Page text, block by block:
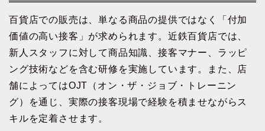
百貨店での販売は、単なる商品の提供ではなく「付加
価値の高い接客」が求められます。近鉄百貨店では、
新人スタッフに対して商品知識、接客マナー、ラッピ
ング技術などを含む研修を実施しています。また、店
舗によってはOJT（オン・ザ・ジョブ・トレーニン
グ）を通じ、実際の接客現場で経験を積ませながらス
キルを定着させます。